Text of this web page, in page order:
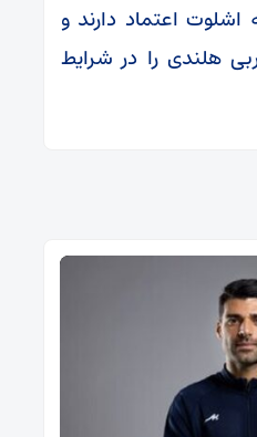
اشلوت اعتماد دارند و
هلندی را در شرایط